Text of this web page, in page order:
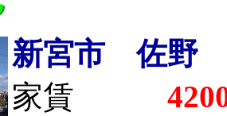
新宮市 佐野
家賃